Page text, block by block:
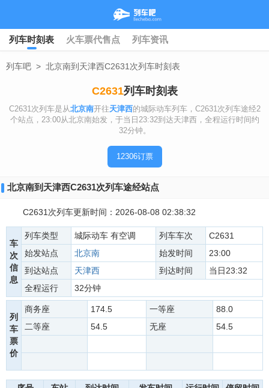
列车时刻表 火车票代售点 列车资讯
列车吧 > 北京南到天津西C2631次列车时刻表
C2631列车时刻表
C2631次列车是从北京南开往天津西的城际动车列车，C2631次列车途经2
个站点，23:00从北京南始发，于当日23:32到达天津西，全程运行时间约
32分钟。
12306订票
北京南到天津西C2631次列车途经站点
C2631次列车更新时间：2026-08-08 02:38:32
车
次
信
息
列车类型 城际动车 有空调 列车车次
C2631
始发站点
北京南 始发时间
23:00
到达站点
天津西 到达时间
当日23:32
全程运行
32分钟
列
车
票
价
商务座 174.5 一等座
88.0
二等座
54.5 无座 54.5